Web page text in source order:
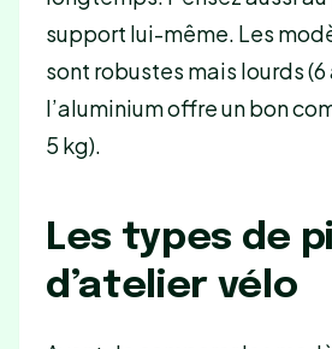
support lui-même. Les
sont robustes mais lourds (6
l’aluminium offre un bon
5 kg).
Les types de
d’atelier vélo